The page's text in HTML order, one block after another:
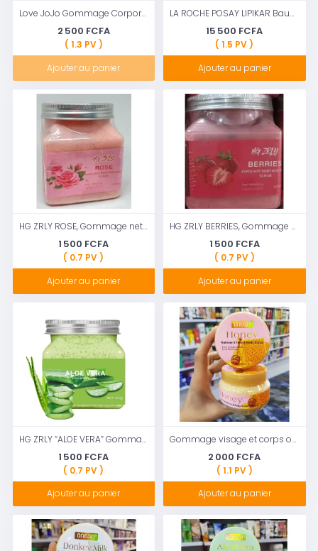
Love JoJo Gommage Corporel à base du Riz
2 500 FCFA
( 1.3 PV )
Ajouter au panier
LA ROCHE POSAY LIPIKAR Baume AP+M Baume relipidant triple-réparation
15 500 FCFA
( 1.5 PV )
Ajouter au panier
HG ZRLY ROSE, Gommage nettoyant corps, exfoliant et nourrissant au sucre
1 500 FCFA
( 0.7 PV )
Ajouter au panier
HG ZRLY BERRIES, Gommage nettoyant corps, exfoliant et nourrissant
1 500 FCFA
( 0.7 PV )
Ajouter au panier
HG ZRLY “ALOE VERA” Gommage Pour Visage&Corps
1 500 FCFA
( 0.7 PV )
Ajouter au panier
Gommage visage et corps one-on Au Miel
2 000 FCFA
( 1.1 PV )
Ajouter au panier